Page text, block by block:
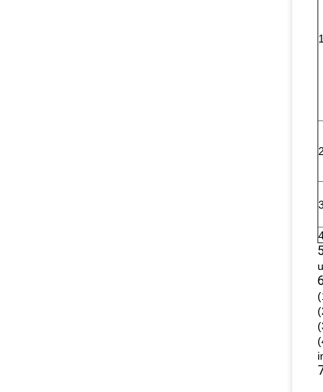
1
2
3